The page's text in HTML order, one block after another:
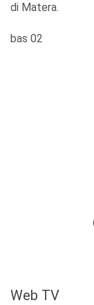
di Matera.
bas 02
Web TV